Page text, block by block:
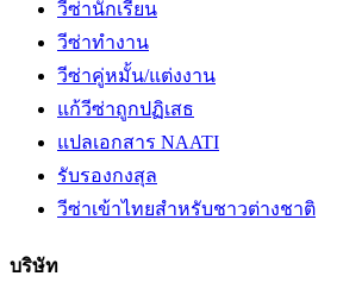
วีซ่านักเรียน
วีซ่าทำงาน
วีซ่าคู่หมั้น/แต่งงาน
แก้วีซ่าถูกปฏิเสธ
แปลเอกสาร NAATI
รับรองกงสุล
วีซ่าเข้าไทยสำหรับชาวต่างชาติ
บริษัท